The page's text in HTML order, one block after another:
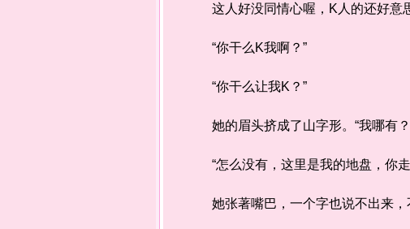
这人好没同情心喔，K人的还好意思
“你干么K我啊？”
“你干么让我K？”
她的眉头挤成了山字形。“我哪有？
“怎么没有，这里是我的地盘，你走
她张著嘴巴，一个字也说不出来，